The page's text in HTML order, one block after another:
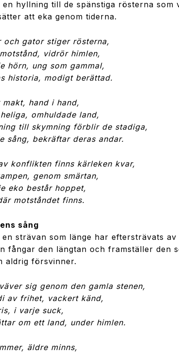
en hyllning till de spänstiga rösterna som
att eka genom tiderna.
och gator stiger rösterna,
vidrör himlen,
hörn, ung som gammal,
historia, modigt berättad.
makt, hand i hand,
omhuldade land,
till skymning förblir de stadiga,
sång, bekräftar deras andar.
konflikten finns kärleken kvar,
genom smärtan,
eko består hoppet,
motståndet finns.
sång
strävan som länge har eftersträvats av
fångar den längtan och framställer den
aldrig försvinner.
sig genom den gamla stenen,
av frihet, vackert känd,
i varje suck,
om ett land, under himlen.
äldre minns,